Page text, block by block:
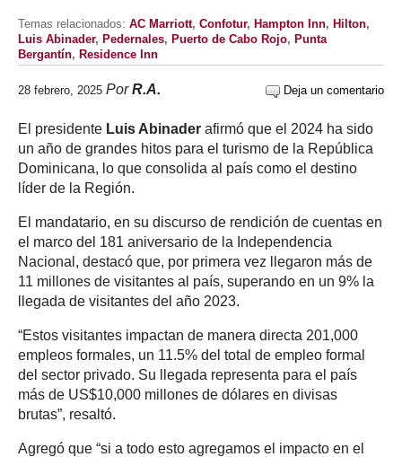
Temas relacionados: AC Marriott, Confotur, Hampton Inn, Hilton,
Luis Abinader, Pedernales, Puerto de Cabo Rojo, Punta
Bergantín, Residence Inn
28 febrero, 2025 PorR.A. Deja un comentario
El presidente Luis Abinader afirmó que el 2024 ha sido
un año de grandes hitos para el turismo de la República
Dominicana, lo que consolida al país como el destino
líder de la Región.
El mandatario, en su discurso de rendición de cuentas en
el marco del 181 aniversario de la Independencia
Nacional, destacó que, por primera vez llegaron más de
11 millones de visitantes al país, superando en un 9% la
llegada de visitantes del año 2023.
“Estos visitantes impactan de manera directa 201,000
empleos formales, un 11.5% del total de empleo formal
del sector privado. Su llegada representa para el país
más de US$10,000 millones de dólares en divisas
brutas”, resaltó.
Agregó que “si a todo esto agregamos el impacto en el